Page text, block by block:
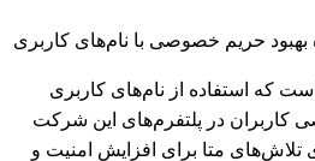
که استفاده از نام‌های کاربری
کاربران در پلتفرم‌های این شرکت
تلاش‌های متا برای افزایش امنیت و